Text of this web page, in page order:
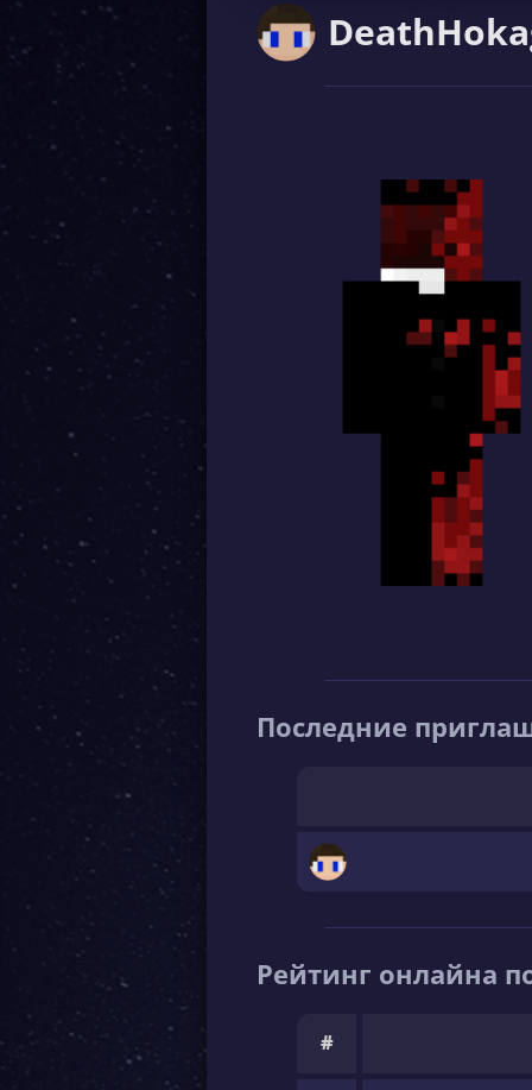
Последние
Рейтинг онлайна
#